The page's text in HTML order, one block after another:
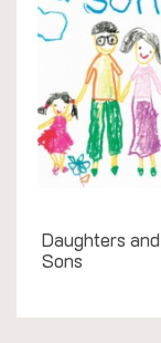
Daughters and
Sons